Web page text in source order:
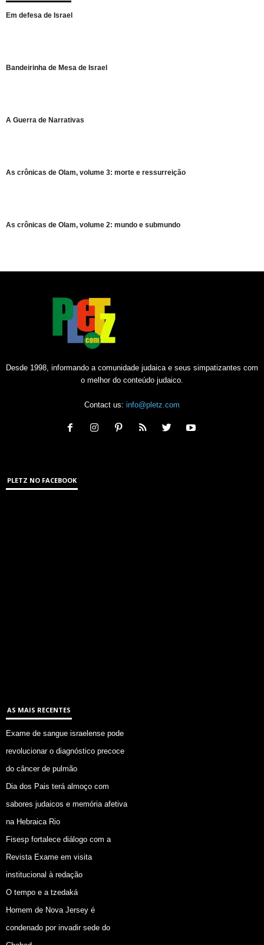
Em defesa de Israel
Bandeirinha de Mesa de Israel
A Guerra de Narrativas
As crônicas de Olam, volume 3: morte e ressurreição
As crônicas de Olam, volume 2: mundo e submundo
Desde 1998, informando a comunidade judaica e seus simpatizantes com
o melhor do conteúdo judaico.
Contact us: info@pletz.com
PLETZ NO FACEBOOK
AS MAIS RECENTES
Exame de sangue israelense pode
revolucionar o diagnóstico precoce
do câncer de pulmão
Dia dos Pais terá almoço com
sabores judaicos e memória afetiva
na Hebraica Rio
Fisesp fortalece diálogo com a
Revista Exame em visita
institucional à redação
O tempo e a tzedaká
Homem de Nova Jersey é
condenado por invadir sede do